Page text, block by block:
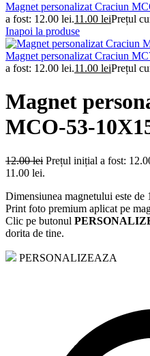
Magnet personalizat Craciun
a fost: 12.00 lei.11.00 leiPrețul
Inapoi la produse
Magnet personalizat Craciun
a fost: 12.00 lei.11.00 leiPrețul
Magnet
MCO-53-
12.00lei Prețul inițial a fost:
11.00 lei.
Dimensiunea magnetului este de
Print foto premium aplicat pe
Clic pe butonul
dorita de tine.
PERSONALIZEAZA